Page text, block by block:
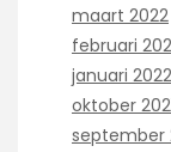
maart 2022
februari
januari 2022
oktober
september